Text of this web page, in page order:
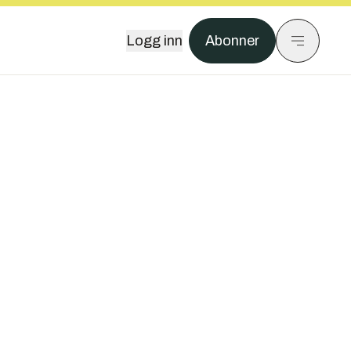
Logg inn Abonner